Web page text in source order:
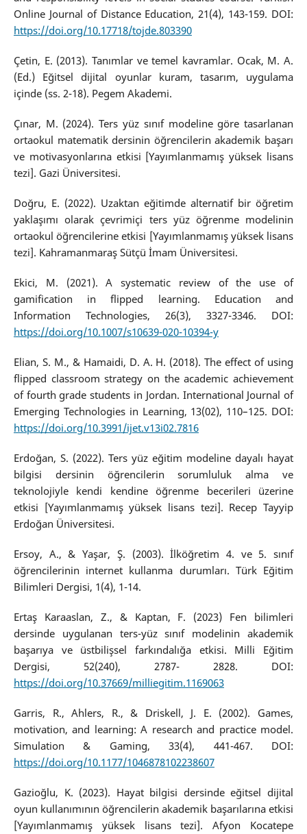
Online Journal of Distance Education, 21(4), 143-159. DOI:
https://doi.org/10.17718/tojde.803390
Çetin, E. (2013). Tanımlar ve temel kavramlar. Ocak, M. A.
(Ed.) Eğitsel dijital oyunlar kuram, tasarım, uygulama
içinde (ss. 2-18). Pegem Akademi.
Çınar, M. (2024). Ters yüz sınıf modeline göre tasarlanan
ortaokul matematik dersinin öğrencilerin akademik başarı
ve motivasyonlarına etkisi [Yayımlanmamış yüksek lisans
tezi]. Gazi Üniversitesi.
Doğru, E. (2022). Uzaktan eğitimde alternatif bir öğretim
yaklaşımı olarak çevrimiçi ters yüz öğrenme modelinin
ortaokul öğrencilerine etkisi [Yayımlanmamış yüksek lisans
tezi]. Kahramanmaraş Sütçü İmam Üniversitesi.
Ekici, M. (2021). A systematic review of the use of
gamification in flipped learning. Education and
Information Technologies, 26(3), 3327-3346. DOI:
https://doi.org/10.1007/s10639-020-10394-y
Elian, S. M., & Hamaidi, D. A. H. (2018). The effect of using
flipped classroom strategy on the academic achievement
of fourth grade students in Jordan. International Journal of
Emerging Technologies in Learning, 13(02), 110–125. DOI:
https://doi.org/10.3991/ijet.v13i02.7816
Erdoğan, S. (2022). Ters yüz eğitim modeline dayalı hayat
bilgisi dersinin öğrencilerin sorumluluk alma ve
teknolojiyle kendi kendine öğrenme becerileri üzerine
etkisi [Yayımlanmamış yüksek lisans tezi]. Recep Tayyip
Erdoğan Üniversitesi.
Ersoy, A., & Yaşar, Ş. (2003). İlköğretim 4. ve 5. sınıf
öğrencilerinin internet kullanma durumları. Türk Eğitim
Bilimleri Dergisi, 1(4), 1-14.
Ertaş Karaaslan, Z., & Kaptan, F. (2023) Fen bilimleri
dersinde uygulanan ters-yüz sınıf modelinin akademik
başarıya ve üstbilişsel farkındalığa etkisi. Milli Eğitim
Dergisi, 52(240), 2787- 2828. DOI:
https://doi.org/10.37669/milliegitim.1169063
Garris, R., Ahlers, R., & Driskell, J. E. (2002). Games,
motivation, and learning: A research and practice model.
Simulation & Gaming, 33(4), 441-467. DOI:
https://doi.org/10.1177/1046878102238607
Gazioğlu, K. (2023). Hayat bilgisi dersinde eğitsel dijital
oyun kullanımının öğrencilerin akademik başarılarına etkisi
[Yayımlanmamış yüksek lisans tezi]. Afyon Kocatepe